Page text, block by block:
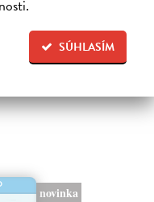
SÚHLASÍM
novinka